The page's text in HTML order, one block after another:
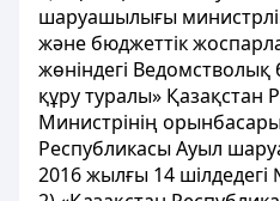
шаруашылығы
және бюджеттік
жөніндегі Ведомстволық
құру туралы»
Министрінің
Республикасы Ауыл
2016 жылғы 14